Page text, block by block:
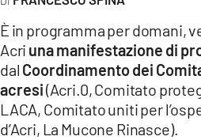
LACONAIR.IT
LACITYMAG.IT
ILREGGINO.IT
COSENZACHANNEL.IT
È in programma per domani,
Acri una manifestazione di
dal Coordinamento dei
acresi(Acri.0, Comitato
LACA, Comitato uniti per
d’Acri, La Mucone Rinasce).